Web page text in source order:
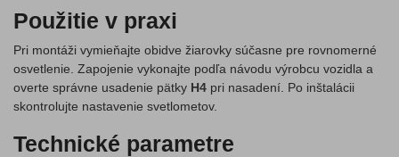
Použitie v praxi
Pri montáži vymieňajte obidve žiarovky súčasne pre rovnomerné
osvetlenie. Zapojenie vykonajte podľa návodu výrobcu vozidla a
overte správne usadenie pätky H4 pri nasadení. Po inštalácii
skontrolujte nastavenie svetlometov.
Technické parametre